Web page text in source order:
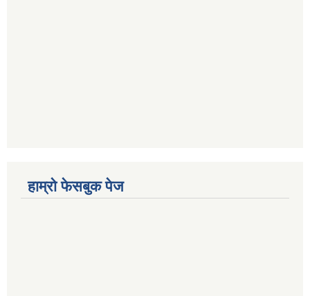
हाम्रो फेसबुक पेज